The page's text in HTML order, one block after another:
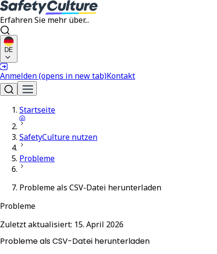
Erfahren Sie mehr über...
DE
Anmelden(opens in new tab)Kontakt
Startseite
SafetyCulture nutzen
Probleme
Probleme als CSV-Datei herunterladen
Probleme
Zuletzt aktualisiert: 15. April 2026
Probleme als CSV-Datei herunterladen